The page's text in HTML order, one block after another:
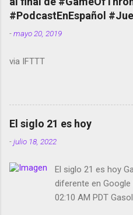
película Francisco
smartphone en sus
Media GoBee -
Live Photos en
Dictados en
#PodcastEnEspañol
-mayo 20, 2019
via IFTTT
El siglo 21 es hoy
-julio 18, 2022
El siglo 21 es hoy
diferente en
02:10 AM PDT